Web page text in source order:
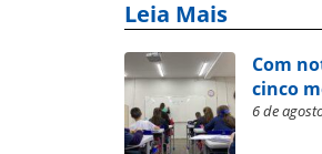
Leia Mais
Com
cinco
6 de